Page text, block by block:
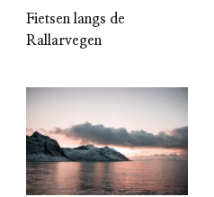
Fietsen langs de
Rallarvegen